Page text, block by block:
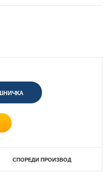
СПОРЕДИ ПРОИЗВОД